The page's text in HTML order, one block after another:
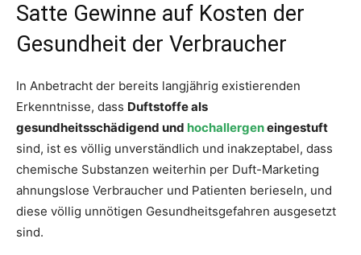
Satte Gewinne auf Kosten der
Gesundheit der Verbraucher
In Anbetracht der bereits langjährig existierenden
Erkenntnisse, dass Duftstoffe als
gesundheitsschädigend und hochallergeneingestuft
sind, ist es völlig unverständlich und inakzeptabel, dass
chemische Substanzen weiterhin per Duft-Marketing
ahnungslose Verbraucher und Patienten berieseln, und
diese völlig unnötigen Gesundheitsgefahren ausgesetzt
sind.